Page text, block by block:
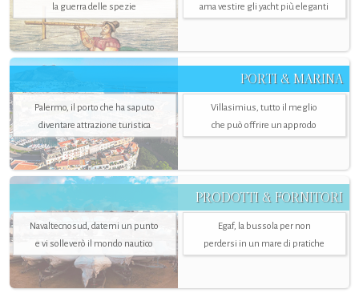
la guerra delle spezie
ama vestire gli yacht più eleganti
PORTI & MARINA
Palermo, il porto che ha saputo
diventare attrazione turistica
Villasimius, tutto il meglio
che può offrire un approdo
PRODOTTI & FORNITORI
Navaltecnosud, datemi un punto
e vi solleverò il mondo nautico
Egaf, la bussola per non
perdersi in un mare di pratiche